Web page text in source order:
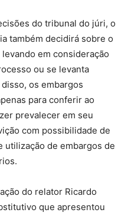
do tribunal do júri, o
também decidirá sobre o
em consideração
ou se levanta
os embargos
para conferir ao
prevalecer em seu
com possibilidade de
utilização de embargos de
do relator Ricardo
que apresentou